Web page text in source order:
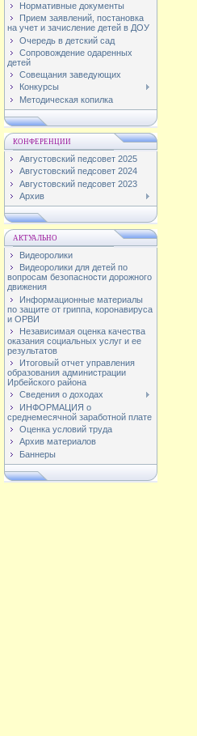
Нормативные документы
Прием заявлений, постановка
на учет и зачисление детей в ДОУ
Очередь в детский сад
Сопровождение одаренных
детей
Совещания заведующих
Конкурсы
Методическая копилка
КОНФЕРЕНЦИИ
Августовский педсовет 2025
Августовский педсовет 2024
Августовский педсовет 2023
Архив
АКТУАЛЬНО
Видеоролики
Видеоролики для детей по
вопросам безопасности дорожного
движения
Информационные материалы
по защите от гриппа, коронавируса
и ОРВИ
Независимая оценка качества
оказания социальных услуг и ее
результатов
Итоговый отчет управления
образования администрации
Ирбейского района
Сведения о доходах
ИНФОРМАЦИЯ о
среднемесячной заработной плате
Оценка условий труда
Архив материалов
Баннеры